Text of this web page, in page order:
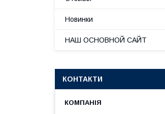
Новинки
НАШ ОСНОВНОЙ САЙТ
КОНТАКТИ